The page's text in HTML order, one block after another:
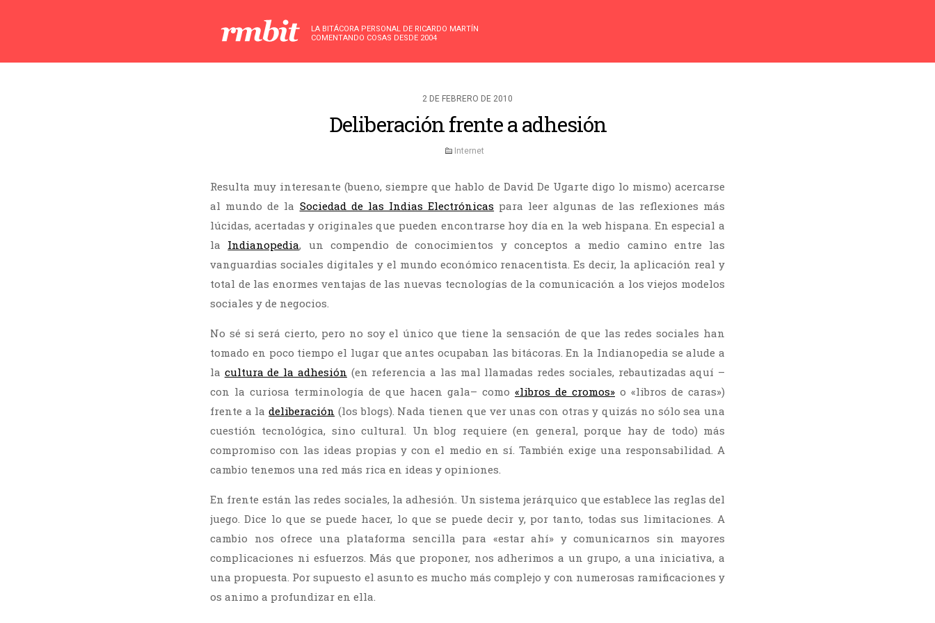
LA BITÁCORA PERSONAL DE RICARDO MARTÍN
COMENTANDO COSAS DESDE 2004
2 DE FEBRERO DE 2010
Deliberación frente a adhesión
Internet
Resulta muy interesante (bueno, siempre que hablo de David De Ugarte digo lo mismo) acercarse
al mundo de la Sociedad de las Indias Electrónicas para leer algunas de las reflexiones más
lúcidas, acertadas y originales que pueden encontrarse hoy día en la web hispana. En especial a
la Indianopedia, un compendio de conocimientos y conceptos a medio camino entre las
vanguardias sociales digitales y el mundo económico renacentista. Es decir, la aplicación real y
total de las enormes ventajas de las nuevas tecnologías de la comunicación a los viejos modelos
sociales y de negocios.
No sé si será cierto, pero no soy el único que tiene la sensación de que las redes sociales han
tomado en poco tiempo el lugar que antes ocupaban las bitácoras. En la Indianopedia se alude a
la cultura de la adhesión (en referencia a las mal llamadas redes sociales, rebautizadas aquí –
con la curiosa terminología de que hacen gala– como «libros de cromos» o «libros de caras»)
frente a ladeliberación (los blogs). Nada tienen que ver unas con otras y quizás no sólo sea una
cuestión tecnológica, sino cultural. Un blog requiere (en general, porque hay de todo) más
compromiso con las ideas propias y con el medio en sí. También exige una responsabilidad. A
cambio tenemos una red más rica en ideas y opiniones.
En frente están las redes sociales, la adhesión. Un sistema jerárquico que establece las reglas del
juego. Dice lo que se puede hacer, lo que se puede decir y, por tanto, todas sus limitaciones. A
cambio nos ofrece una plataforma sencilla para «estar ahí» y comunicarnos sin mayores
complicaciones ni esfuerzos. Más que proponer, nos adherimos a un grupo, a una iniciativa, a
una propuesta. Por supuesto el asunto es mucho más complejo y con numerosas ramificaciones y
os animo a profundizar en ella.